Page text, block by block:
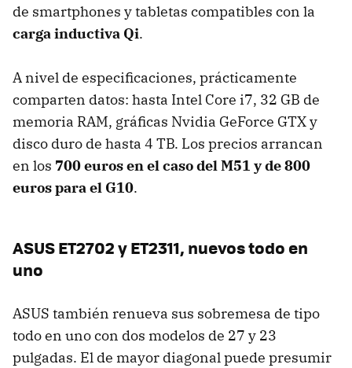
de smartphones y tabletas compatibles con la
carga inductiva Qi.
A nivel de especificaciones, prácticamente
comparten datos: hasta Intel Core i7, 32 GB de
memoria RAM, gráficas Nvidia GeForce GTX y
disco duro de hasta 4 TB. Los precios arrancan
en los 700 euros en el caso del M51 y de 800
euros para el G10.
ASUS ET2702 y ET2311, nuevos todo en
uno
ASUS también renueva sus sobremesa de tipo
todo en uno con dos modelos de 27 y 23
pulgadas. El de mayor diagonal puede presumir